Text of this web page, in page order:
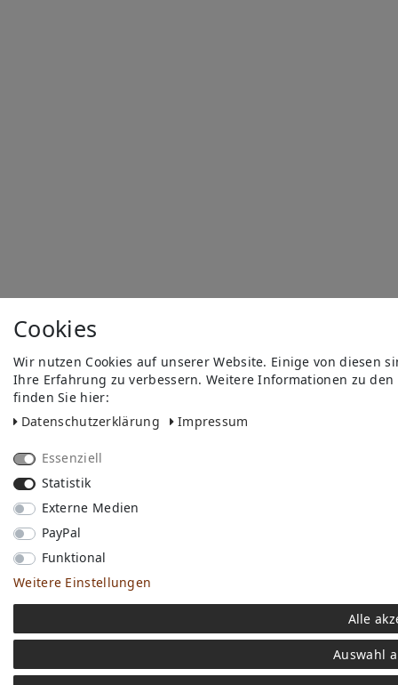
Cookies
Wir nutzen Cookies auf unserer Website. Einige von diesen
Ihre Erfahrung zu verbessern. Weitere Informationen zu
finden Sie hier:
Daten­schutz­erklärung
Impressum
Essenziell
Statistik
Externe Medien
PayPal
Funktional
Weitere Einstellungen
Alle
Auswahl